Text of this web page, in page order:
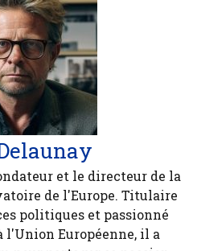
et le directeur de la
de l'Europe. Titulaire
politiques et passionné
l'Union Européenne, il a